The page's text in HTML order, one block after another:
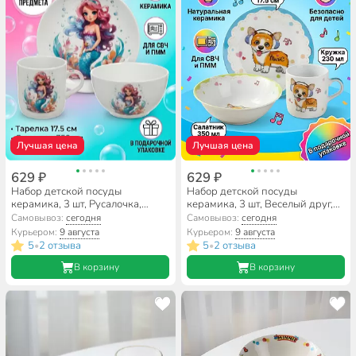
Лучшая цена
629 ₽
Набор детской посуды
керамика, 3 шт, Русалочка,
тарелка 17.5 см, салатник 15
см/350 мл, кружка 230 мл,
Daniks
Самовывоз:сегодня
Курьером:9 августа
5•2 отзыва
В корзину
Лучшая цена
629 ₽
Набор детской посуды
керамика, 3 шт, Веселый друг,
тарелка 17.5 см, салатник 15
см/350 мл, кружка 230 мл,
Daniks
Самовывоз: сегодня
Курьером: 9 августа
5•2 отзыва
В корзину